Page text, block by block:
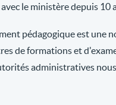
le ministère depuis 10
pédagogique est une
de formations et
administratives